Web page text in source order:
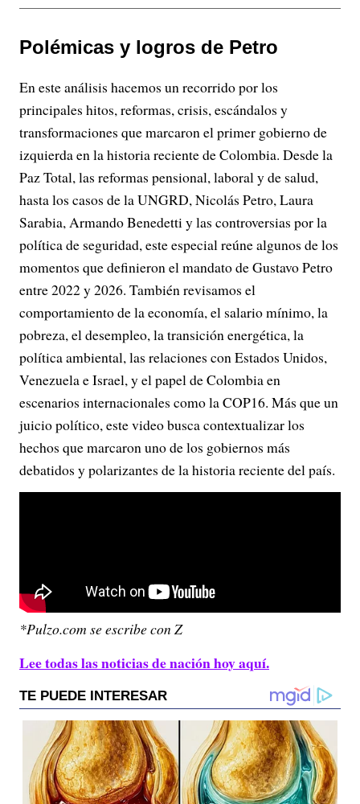
Polémicas y logros de Petro
En este análisis hacemos un recorrido por los
principales hitos, reformas, crisis, escándalos y
transformaciones que marcaron el primer gobierno de
izquierda en la historia reciente de Colombia. Desde la
Paz Total, las reformas pensional, laboral y de salud,
hasta los casos de la UNGRD, Nicolás Petro, Laura
Sarabia, Armando Benedetti y las controversias por la
política de seguridad, este especial reúne algunos de los
momentos que definieron el mandato de Gustavo Petro
entre 2022 y 2026. También revisamos el
comportamiento de la economía, el salario mínimo, la
pobreza, el desempleo, la transición energética, la
política ambiental, las relaciones con Estados Unidos,
Venezuela e Israel, y el papel de Colombia en
escenarios internacionales como la COP16. Más que un
juicio político, este video busca contextualizar los
hechos que marcaron uno de los gobiernos más
debatidos y polarizantes de la historia reciente del país.
*Pulzo.com se escribe con Z
Lee todas las noticias de nación hoy aquí.